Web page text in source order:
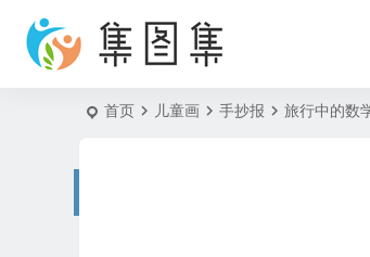
首页 儿童画 手抄报 旅行中的数